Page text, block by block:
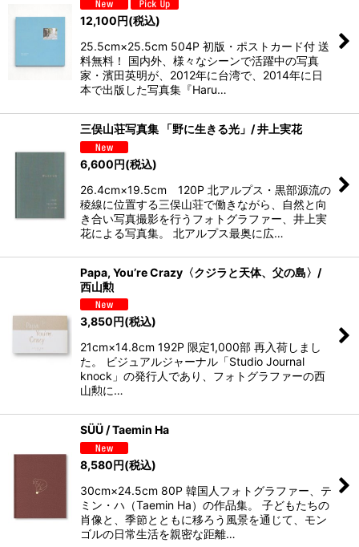
12,100円(税込)
25.5cm×25.5cm 504P 初版・ポストカード付 送
料無料！ 国内外、様々なシーンで活躍中の写真
家・濱田英明が、2012年に台湾で、2014年に日
本で出版した写真集『Haru…
三俣山荘写真集 「野に生きる光」/ 井上実花
6,600円(税込)
26.4cm×19.5cm 120P 北アルプス・黒部源流の
稜線に位置する三俣山荘で働きながら、自然と向
き合い写真撮影を行うフォトグラファー、井上実
花による写真集。 北アルプス最奥に広…
Papa, You’re Crazy〈クジラと天体、父の島〉/
西山勲
3,850円(税込)
21cm×14.8cm 192P 限定1,000部 再入荷しまし
た。 ビジュアルジャーナル「Studio Journal
knock」の発行人であり、フォトグラファーの西
山勲に…
SÜÜ / Taemin Ha
8,580円(税込)
30cm×24.5cm 80P 韓国人フォトグラファー、テ
ミン・ハ（Taemin Ha）の作品集。 子どもたちの
肖像と、季節とともに移ろう風景を通じて、モン
ゴルの日常生活を親密な距離…